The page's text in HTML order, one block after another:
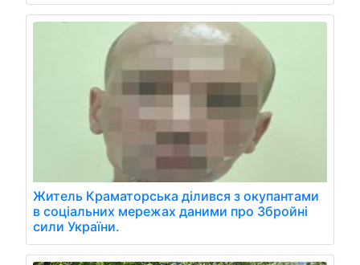
Житель Краматорська ділився з окупантами
в соціальних мережах даними про Збройні
сили України.